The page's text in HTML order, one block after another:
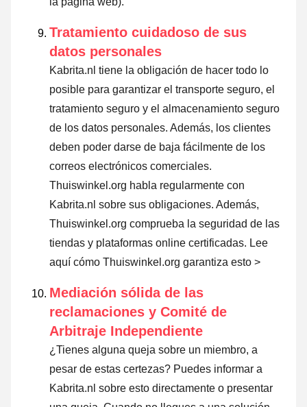
Tratamiento cuidadoso de sus
datos personales
Kabrita.nl tiene la obligación de hacer todo lo
posible para garantizar el transporte seguro, el
tratamiento seguro y el almacenamiento seguro
de los datos personales. Además, los clientes
deben poder darse de baja fácilmente de los
correos electrónicos comerciales.
Thuiswinkel.org habla regularmente con
Kabrita.nl sobre sus obligaciones. Además,
Thuiswinkel.org comprueba la seguridad de las
tiendas y plataformas online certificadas. Lee
aquí cómo Thuiswinkel.org garantiza esto >
Mediación sólida de las
reclamaciones y Comité de
Arbitraje Independiente
¿Tienes alguna queja sobre un miembro, a
pesar de estas certezas? Puedes informar a
Kabrita.nl sobre esto directamente o presentar